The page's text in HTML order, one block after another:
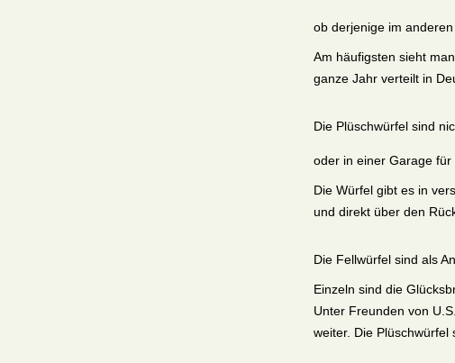
ob derjenige im
Am häufigsten sieht
ganze Jahr verteilt in
Die Plüschwürfel sind
oder in einer Garage für
Die Würfel gibt es in
und direkt über den
Die Fellwürfel sind als
Einzeln sind die
Unter Freunden von
weiter. Die Plüschwürfel